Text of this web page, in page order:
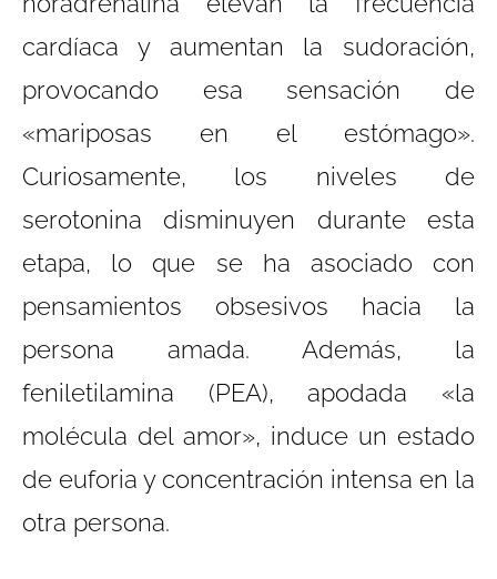
cardíaca y aumentan la sudoración,
provocando esa sensación de
«mariposas en el estómago».
Curiosamente, los niveles de
serotonina disminuyen durante esta
etapa, lo que se ha asociado con
pensamientos obsesivos hacia la
persona amada. Además, la
feniletilamina (PEA), apodada «la
molécula del amor», induce un estado
de euforia y concentración intensa en la
otra persona.